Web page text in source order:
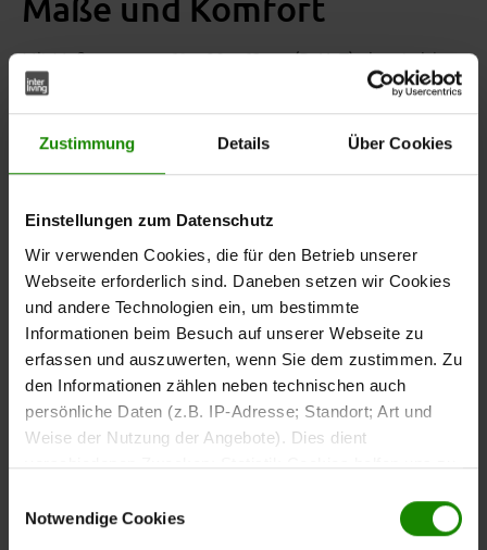
Zustimmung Details Über Cookies
Einstellungen zum Datenschutz
Wir verwenden Cookies, die für den Betrieb unserer
Webseite erforderlich sind. Daneben setzen wir Cookies
und andere Technologien ein, um bestimmte
Informationen beim Besuch auf unserer Webseite zu
erfassen und auszuwerten, wenn Sie dem zustimmen. Zu
den Informationen zählen neben technischen auch
persönliche Daten (z.B. IP-Adresse; Standort; Art und
Weise der Nutzung der Angebote). Dies dient
verschiedenen Zwecken: Statistik Cookies helfen uns zu
nutzen, indem sie Informationen sammeln und sie
anonymisiert für statistische Zwecke auszuwerten.
Notwendige Cookies
Maße und Komfort
Mit Maßen von ca.62 x 90 x 63 cm (BxHxT)eignet sich
der Armlehnstuhl für verschiedene Essbereiche. Die
Sitzhöhebeträgt ca. 54 cm und unterstützt eine
komfortable Sitzposition am Esstisch.
Taschenfederkernpolsterung im Sitz
gleichmäßige Druckverteilung und eine komfortable
Sitzfläche. Die Rückenlehne ist mit einer viskoelastischen
Komfortpolsterung ausgestattet, die den Rücken
unterstützt und auch bei längerer Nutzung für
angenehmen Sitzkomfort sorgt.
Die gepolsterten Armlehnen bieten zusätzlichen Komfort
und unterstützen eine entspannte Sitzhaltung.